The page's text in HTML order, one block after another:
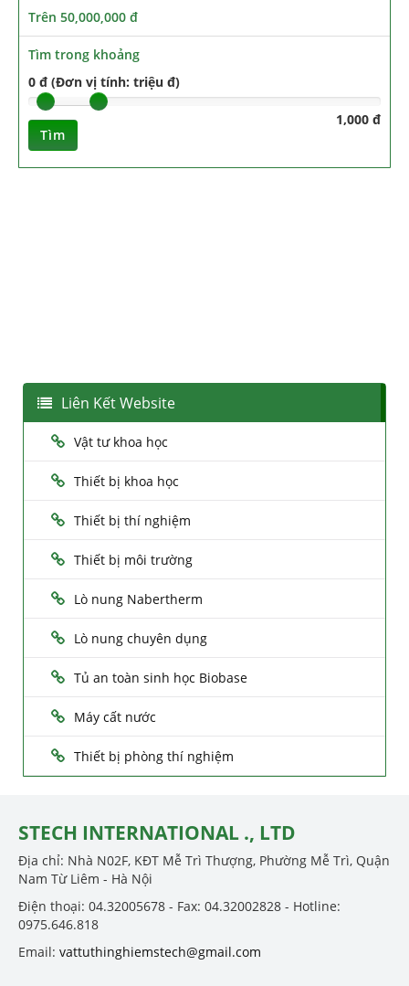
Trên 50,000,000 đ
Tìm trong khoảng
0 đ (Đơn vị tính: triệu đ)
1,000 đ
Tìm
Liên Kết Website
Vật tư khoa học
Thiết bị khoa học
Thiết bị thí nghiệm
Thiết bị môi trường
Lò nung Nabertherm
Lò nung chuyên dụng
Tủ an toàn sinh học Biobase
Máy cất nước
Thiết bị phòng thí nghiệm
STECH INTERNATIONAL ., LTD
Địa chỉ: Nhà N02F, KĐT Mễ Trì Thượng, Phường Mễ Trì, Quận
Nam Từ Liêm - Hà Nội
Điện thoại: 04.32005678 - Fax: 04.32002828 - Hotline:
0975.646.818
Email: vattuthinghiemstech@gmail.com